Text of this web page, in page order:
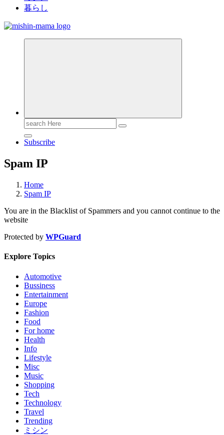
暮らし
Search
for:
Subscribe
Spam IP
Home
Spam IP
You are in the Blacklist of Spammers and you cannot continue to the
website
Protected by WPGuard
Explore Topics
Automotive
Bussiness
Entertainment
Europe
Fashion
Food
For home
Health
Info
Lifestyle
Misc
Music
Shopping
Tech
Technology
Travel
Trending
ミシン